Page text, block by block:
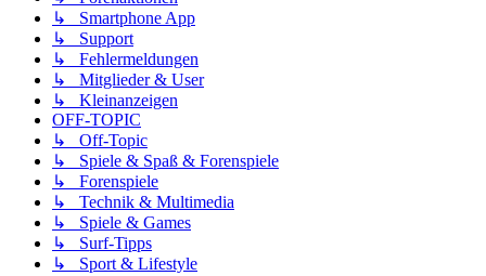
↳ Smartphone App
↳ Support
↳ Fehlermeldungen
↳ Mitglieder & User
↳ Kleinanzeigen
OFF-TOPIC
↳ Off-Topic
↳ Spiele & Spaß & Forenspiele
↳ Forenspiele
↳ Technik & Multimedia
↳ Spiele & Games
↳ Surf-Tipps
↳ Sport & Lifestyle